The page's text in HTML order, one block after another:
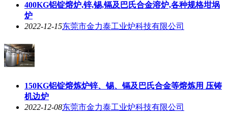
400KG铝锭熔炉,锌,锡,镉及巴氏合金溶炉,各种规格坩埚
炉
2022-12-15东莞市金力泰工业炉科技有限公司
150KG铝锭熔炼炉锌、锡、镉及巴氏合金等熔炼用 压铸
机边炉
2022-12-08东莞市金力泰工业炉科技有限公司